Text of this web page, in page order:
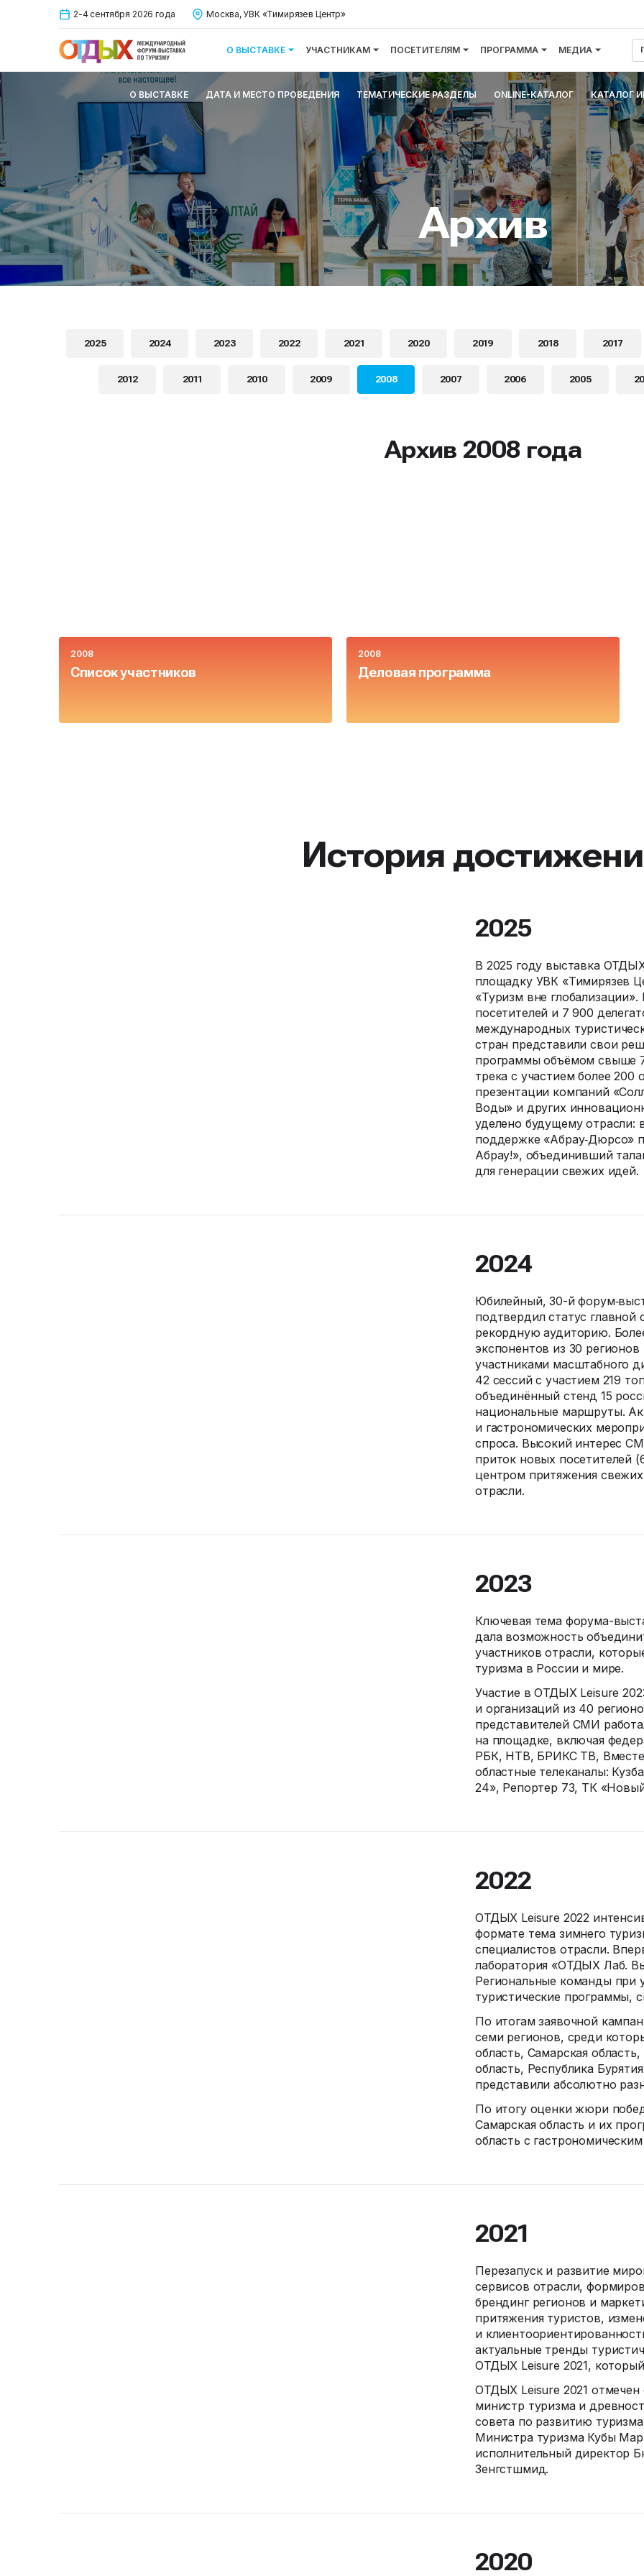
О ВЫСТАВКЕ УЧАСТНИКАМ ПОСЕТИТЕЛЯМ ПРОГРАММА МЕДИА
2-4 сентября 2026 года Москва, УВК «Тимирязев Центр»
О ВЫСТАВКЕ ДАТА И МЕСТО ПРОВЕДЕНИЯ ТЕМАТИЧЕСКИЕ РАЗДЕЛЫ ONLINE-КАТАЛОГ КАТАЛОГ
Архив
2025 2024 2023 2022 2021 2020 2019 2018 2017
2012 2011 2010 2009 2008 2007 2006 2005
Архив 2008 года
2008
Список участников
2008
Деловая программа
История
2025
В 2025 году выставка
площадку УВК «Тимирязев
«Туризм вне
посетителей и 7 900
международных
стран представили свои
программы объёмом свыше
трека с участием более
презентации компаний
Воды» и других
уделено будущему
поддержке «Абрау‑Дюрсо»
Абрау!», объединивший
для генерации свежих идей.
2024
Юбилейный, 30-й
подтвердил статус
рекордную аудиторию.
экспонентов из 30
участниками масштабного
42 сессий с участием 219
объединённый стенд 15
национальные маршруты.
и гастрономических
спроса. Высокий интерес
приток новых посетителей
центром притяжения
отрасли.
2023
Ключевая тема форума-
дала возможность
участников отрасли,
туризма в России и мире.
Участие в ОТДЫХ Leisure
и организаций из 40
представителей СМИ
на площадке, включая
РБК, НТВ, БРИКС ТВ,
областные телеканалы:
24», Репортер 73, ТК
2022
ОТДЫХ Leisure 2022
формате тема зимнего
специалистов отрасли.
лаборатория «ОТДЫХ Лаб.
Региональные команды при
туристические программы,
По итогам заявочной
семи регионов, среди
область, Самарская
область, Республика
представили абсолютно
По итогу оценки жюри
Самарская область и их
область с
2021
Перезапуск и развитие
сервисов отрасли,
брендинг регионов и
притяжения туристов,
и
актуальные тренды
ОТДЫХ Leisure 2021,
ОТДЫХ Leisure 2021
министр туризма и
совета по развитию
Министра туризма Кубы
исполнительный директор
Зенгстшмид.
2020